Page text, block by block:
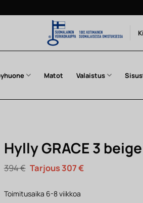
Matot Valaistus
Hylly GRACE 3 beige
394€ Alkuperäinen
hinta
394 €.
307€Nykyinen
Toimitusaika 6-8 viikkoa